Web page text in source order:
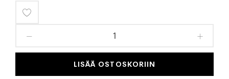
toivelistaan
LISÄÄ OSTOSKORIIN